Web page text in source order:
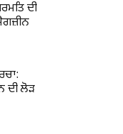
ਦੀ
ਦੀ ਲੋੜ